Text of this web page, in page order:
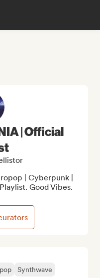
Synthwave
| Official
| Cyberpunk |
Good Vibes.